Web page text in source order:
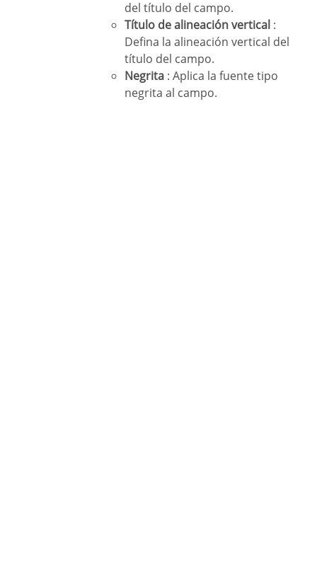
del título del campo.
Título de alineación vertical :
Defina la alineación vertical del
título del campo.
Negrita : Aplica la fuente tipo
negrita al campo.